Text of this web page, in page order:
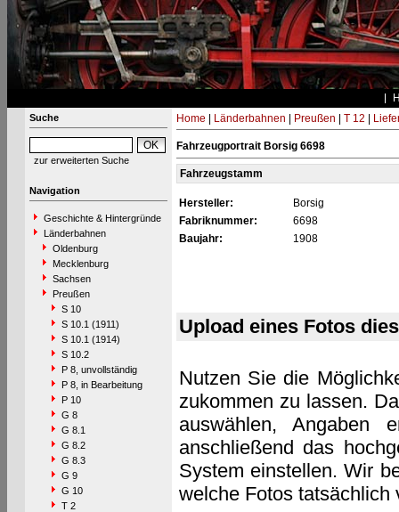
Suche
zur erweiterten Suche
Navigation
Geschichte & Hintergründe
Länderbahnen
Oldenburg
Mecklenburg
Sachsen
Preußen
S 10
S 10.1 (1911)
S 10.1 (1914)
S 10.2
P 8, unvollständig
P 8, in Bearbeitung
P 10
G 8
G 8.1
G 8.2
G 8.3
G 9
G 10
T 2
Home Länderbahnen Preußen T 12
Fahrzeugportrait Borsig 6698
Fahrzeugstamm
Hersteller:
Borsig
Fabriknummer:
6698
Baujahr:
1908
Upload eines Fotos
Nutzen Sie die
zukommen zu lassen.
auswählen, Angaben
anschließend das
System einstellen. Wir
welche Fotos tatsächlich